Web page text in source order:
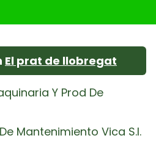
El prat de llobregat
Y Prod De
Mantenimiento Vica S.l.